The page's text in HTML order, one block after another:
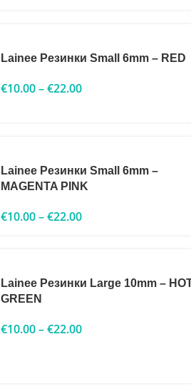
Lainee Резинки Small 6mm – RED
€10.00–€22.00
Lainee Резинки Small 6mm –
MAGENTA PINK
€10.00–€22.00
Lainee Резинки Large 10mm –
GREEN
€10.00–€22.00